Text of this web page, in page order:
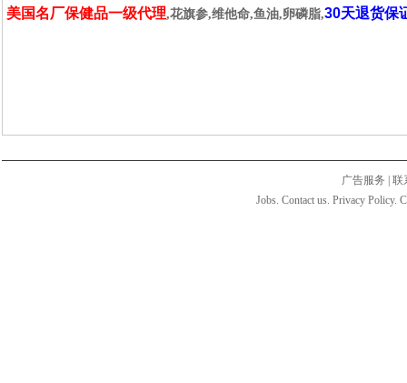
美国名厂保健品一级代理,花旗参,维他命,鱼油,卵磷脂,30天退货保
广告服务
联
Jobs. Contact us. Privacy Policy.